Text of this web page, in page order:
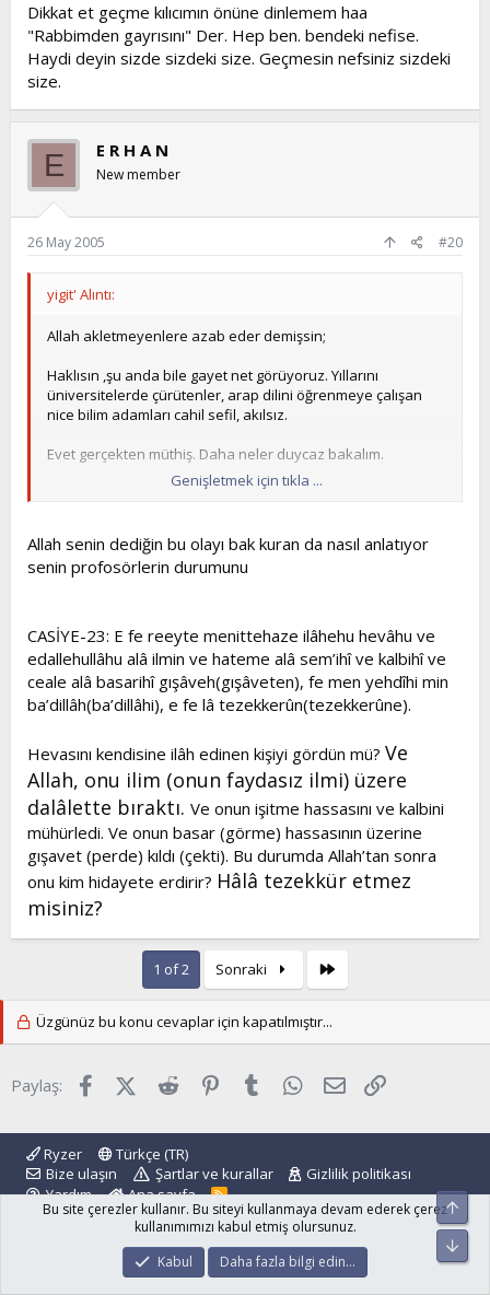
Dikkat et geçme kılıcımın önüne dinlemem haa
"Rabbimden gayrısını" Der. Hep ben. bendeki nefise.
Haydi deyin sizde sizdeki size. Geçmesin nefsiniz sizdeki
size.
E E R H A N
New member
26 May 2005 #20
yigit' Alıntı:
Allah akletmeyenlere azab eder demişsin;
Haklısın ,şu anda bile gayet net görüyoruz. Yıllarını
üniversitelerde çürütenler, arap dilini öğrenmeye çalışan
nice bilim adamları cahil sefil, akılsız.
Evet gerçekten müthiş. Daha neler duycaz bakalım.
Genişletmek için tıkla ...
Allah senin dediğin bu olayı bak kuran da nasıl anlatıyor
senin profosörlerin durumunu
CASİYE-23: E fe reeyte menittehaze ilâhehu hevâhu ve
edallehullâhu alâ ilmin ve hateme alâ sem’ihî ve kalbihî ve
ceale alâ basarihî gışâveh(gışâveten), fe men yehdîhi min
ba’dillâh(ba’dillâhi), e fe lâ tezekkerûn(tezekkerûne).
Hevasını kendisine ilâh edinen kişiyi gördün mü? Ve
Allah, onu ilim (onun faydasız ilmi) üzere
dalâlette bıraktı. Ve onun işitme hassasını ve kalbini
mühürledi. Ve onun basar (görme) hassasının üzerine
gışavet (perde) kıldı (çekti). Bu durumda Allah’tan sonra
onu kim hidayete erdirir? Hâlâ tezekkür etmez
misiniz?
1 of 2 Sonraki Son
Üzgünüz bu konu cevaplar için kapatılmıştır...
Paylaş: FacebookX (Twitter)
Reddit Pinterest
Tumblr WhatsApp
E-posta
Ryzer
Türkçe (TR)
Bize ulaşın
Şartlar ve kurallar
Gizlilik politikası
Yardım
Ana sayfa
R
S
S
Community platform by XenForo ® © 2010-2024 XenForo Ltd.
© 2001 - 2024
Bu site çerezler kullanır. Bu siteyi kullanmaya devam ederek çerez
kullanımımızı kabul etmiş olursunuz.
Kabul
Daha fazla bilgi edin…
Üst
Alt